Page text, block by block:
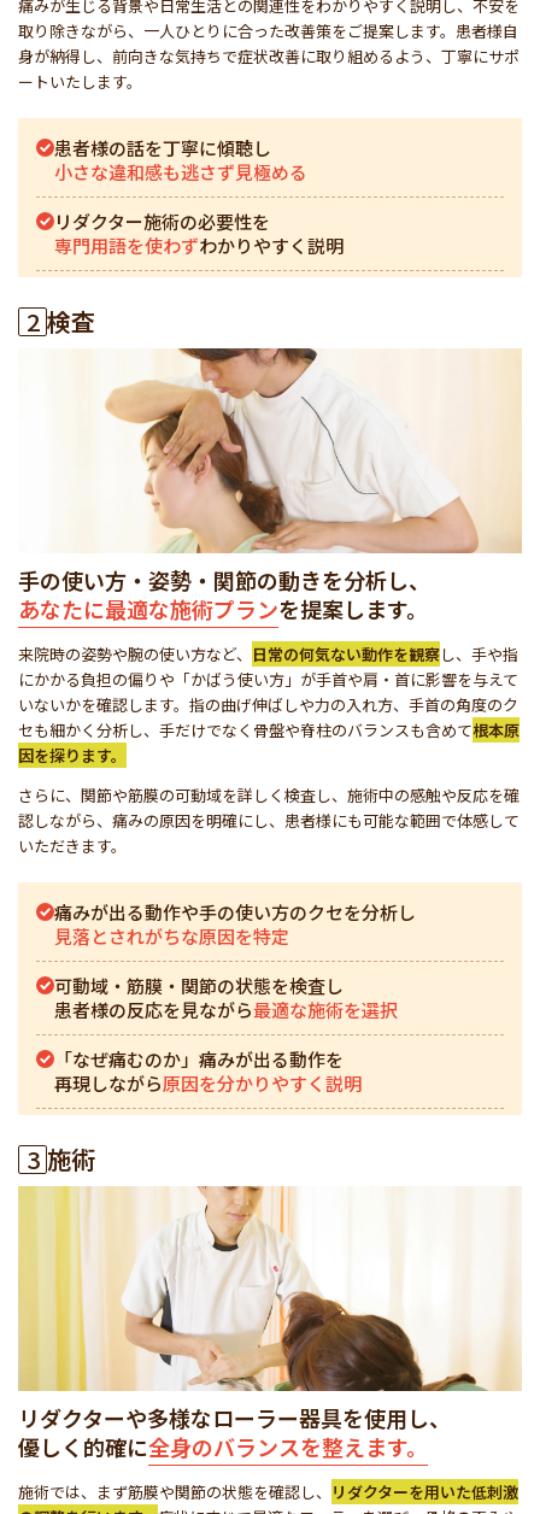
痛みが生じる背景や日常生活との関連性をわかりやすく説明し、不安を
取り除きながら、一人ひとりに合った改善策をご提案します。患者様自
身が納得し、前向きな気持ちで症状改善に取り組めるよう、丁寧にサポ
ートいたします。
患者様の話を丁寧に傾聴し
小さな違和感も逃さず見極める
リダクター施術の必要性を
専門用語を使わずわかりやすく説明
2 検査
手の使い方・姿勢・関節の動きを分析し、
あなたに最適な施術プランを提案します。
来院時の姿勢や腕の使い方など、 日常の何気ない動作を観察し、手や指
にかかる負担の偏りや「かばう使い方」が手首や肩・首に影響を与えて
いないかを確認します。指の曲げ伸ばしや力の入れ方、手首の角度のク
セも細かく分析し、手だけでなく骨盤や脊柱のバランスも含めて根本原
因を探ります。
さらに、関節や筋膜の可動域を詳しく検査し、施術中の感触や反応を確
認しながら、痛みの原因を明確にし、患者様にも可能な範囲で体感して
いただきます。
痛みが出る動作や手の使い方のクセを分析し
見落とされがちな原因を特定
可動域・筋膜・関節の状態を検査し
患者様の反応を見ながら最適な施術を選択
「なぜ痛むのか」痛みが出る動作を
再現しながら原因を分かりやすく説明
3 施術
リダクターや多様なローラー器具を使用し、
優しく的確に全身のバランスを整えます。
施術では、まず筋膜や関節の状態を確認し、 リダクターを用いた低刺激